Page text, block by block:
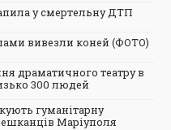
у смертельну ДТП
вивезли коней (ФОТО)
драматичного театру в
300 людей
гуманітарну
Маріуполя